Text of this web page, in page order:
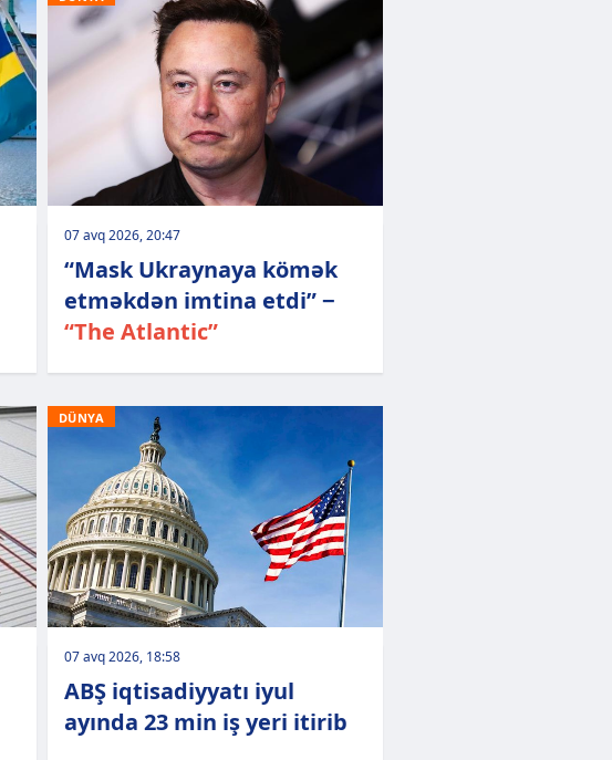
07 avq 2026, 20:47
“Mask Ukraynaya kömək
etməkdən imtina etdi” −
“The Atlantic”
DÜNYA
07 avq 2026, 18:58
ABŞ iqtisadiyyatı iyul
ayında 23 min iş yeri itirib